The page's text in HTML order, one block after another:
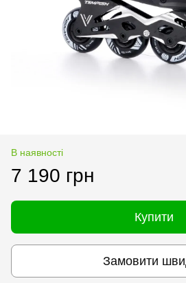
В наявності
7 190 грн
Купити
Замовити